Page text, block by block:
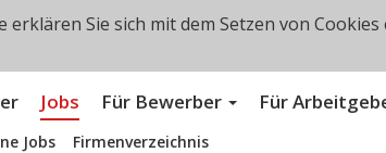
Jobs Für Bewerber Für
Jobs Firmenverzeichnis
Sie sich mit dem Setzen von Cookies